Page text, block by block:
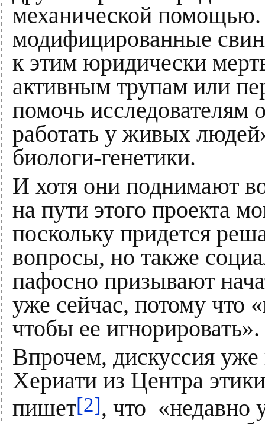
механической помощью.
модифицированные
к этим юридически
активным трупам или
помочь исследователям
работать у живых
биологи-генетики.
И хотя они поднимают
на пути этого проекта
поскольку придется
вопросы, но также
пафосно призывают
уже сейчас, потому что
чтобы ее игнорировать».
Впрочем, дискуссия уже
Хериати из Центра
пишет[2], что «недавно